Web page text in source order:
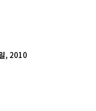
, 2010